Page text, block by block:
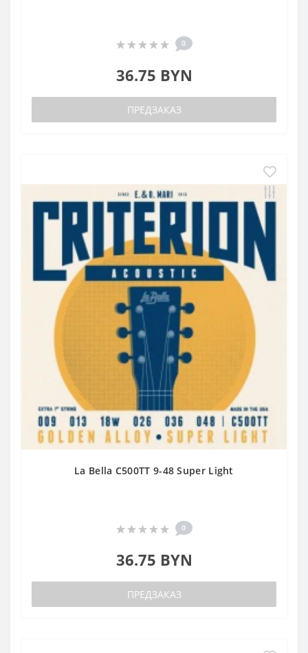
0
36.75 BYN
ПРЕДЗАКАЗ
La Bella C500TT 9-48 Super Light
0
36.75 BYN
ПРЕДЗАКАЗ